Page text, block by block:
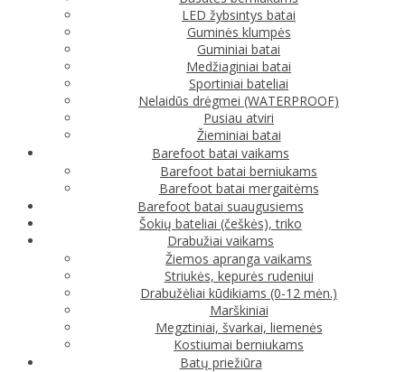
LED žybsintys batai
Guminės klumpės
Guminiai batai
Medžiaginiai batai
Sportiniai bateliai
Nelaidūs drėgmei (WATERPROOF)
Pusiau atviri
Žieminiai batai
Barefoot batai vaikams
Barefoot batai berniukams
Barefoot batai mergaitėms
Barefoot batai suaugusiems
Šokių bateliai (češkės), triko
Drabužiai vaikams
Žiemos apranga vaikams
Striukės, kepurės rudeniui
Drabužėliai kūdikiams (0-12 mėn.)
Marškiniai
Megztiniai, švarkai, liemenės
Kostiumai berniukams
Batų priežiūra